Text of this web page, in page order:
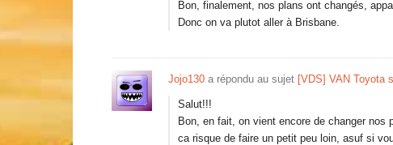
Bon, finalement, nos plans ont changés,
Donc on va plutot aller à Brisbane.
Jojo130 a répondu au sujet [VDS] VAN Toyota
Salut!!!
Bon, en fait, on vient encore de changer nos
ca risque de faire un petit peu loin, asuf si